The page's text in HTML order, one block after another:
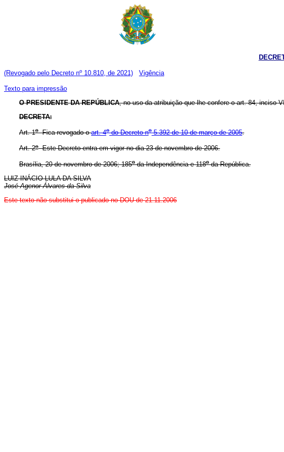
(Revogado pelo Decreto nº 10.810, de 2021) Vigência
Texto para impressão
O PRESIDENTE DA REPÚBLICA, no uso da atribuição que lhe confere o art. 84, inciso
DECRETA:
Art. 1oFica revogado oart. 4odo Decreto no5.392 de 10 de março de 2005.
Art. 2oEste Decreto entra em vigor no dia 23 de novembro de 2006.
Brasília, 20 de novembro de 2006; 185oda Independência e 118oda República.
LUIZ INÁCIO LULA DA SILVA
José Agenor Álvares da Silva
Este texto não substitui o publicado no DOU de 21.11.2006